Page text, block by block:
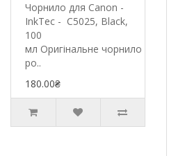
Чорнило для Canon -
InkTec - C5025, Black,
100
мл Оригінальне чорнило InkTec
ро..
180.00₴